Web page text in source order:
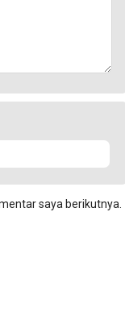
saya berikutnya.